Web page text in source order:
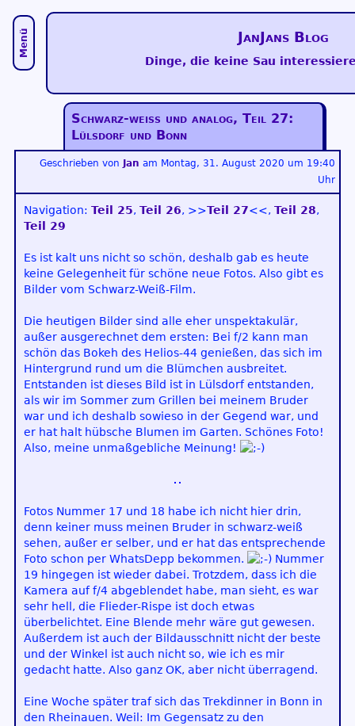
JanJans Blog
Dinge, die keine Sau
Schwarz-weiß und analog, Teil 27:
Lülsdorf und Bonn
Geschrieben von Jan am Montag, 31. August 2020 um 19:40
Uhr
Navigation: Teil 25, Teil 26, >>Teil 27<<, Teil 28,
Teil 29
Es ist kalt uns nicht so schön, deshalb gab es heute
keine Gelegenheit für schöne neue Fotos. Also gibt es
Bilder vom Schwarz-Weiß-Film.
Die heutigen Bilder sind alle eher unspektakulär,
außer ausgerechnet dem ersten: Bei f/2 kann man
schön das Bokeh des Helios-44 genießen, das sich im
Hintergrund rund um die Blümchen ausbreitet.
Entstanden ist dieses Bild ist in Lülsdorf entstanden,
als wir im Sommer zum Grillen bei meinem Bruder
war und ich deshalb sowieso in der Gegend war, und
er hat halt hübsche Blumen im Garten. Schönes Foto!
Also, meine unmaßgebliche Meinung!
Fotos Nummer 17 und 18 habe ich nicht hier drin,
denn keiner muss meinen Bruder in schwarz-weiß
sehen, außer er selber, und er hat das entsprechende
Foto schon per WhatsDepp bekommen.
Nummer
19 hingegen ist wieder dabei. Trotzdem, dass ich die
Kamera auf f/4 abgeblendet habe, man sieht, es war
sehr hell, die Flieder-Rispe ist doch etwas
überbelichtet. Eine Blende mehr wäre gut gewesen.
Außerdem ist auch der Bildausschnitt nicht der beste
und der Winkel ist auch nicht so, wie ich es mir
gedacht hatte. Also ganz OK, aber nicht überragend.
Eine Woche später traf sich das Trekdinner in Bonn in
den Rheinauen. Weil: Im Gegensatz zu den
Menü